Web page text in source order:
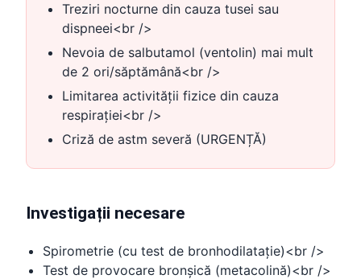
Treziri nocturne din cauza tusei sau
dispneei<br />
Nevoia de salbutamol (ventolin) mai mult
de 2 ori/săptămână<br />
Limitarea activității fizice din cauza
respirației<br />
Criză de astm severă (URGENȚĂ)
Investigații necesare
Spirometrie (cu test de bronhodilatație)<br />
Test de provocare bronșică (metacolină)<br />